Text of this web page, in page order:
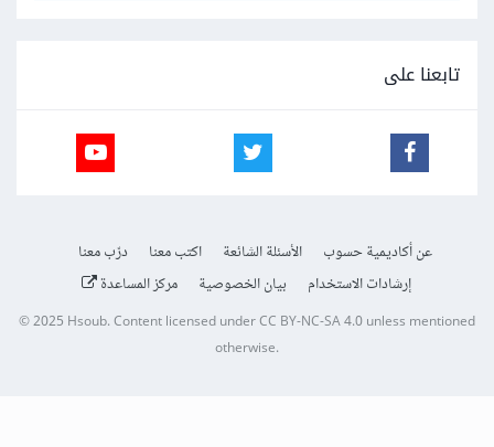
تابعنا على
عن أكاديمية حسوب الأسئلة الشائعة اكتب معنا
درّب معنا
إرشادات الاستخدام
بيان الخصوصية مركز المساعدة
© 2025 Hsoub.Content licensed underCC BY-NC-SA 4.0unless mentioned
otherwise.